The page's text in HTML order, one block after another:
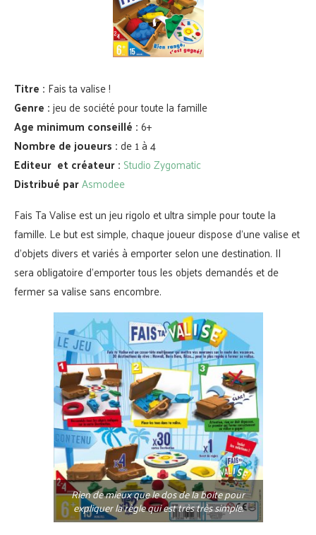
Titre : Fais ta valise !
Genre :jeu de société pour toute la famille
Age minimum conseillé :6+
Nombre de joueurs :de 1 à 4
Editeur et créateur : Studio Zygomatic
Distribué parAsmodee
Fais Ta Valise est un jeu rigolo et ultra simple pour toute la
famille. Le but est simple, chaque joueur dispose d’une valise et
d’objets divers et variés à emporter selon une destination. Il
sera obligatoire d’emporter tous les objets demandés et de
fermer sa valise sans encombre.
Rien de mieux que le dos de la boite pour
expliquer la règle qui est très très simple.